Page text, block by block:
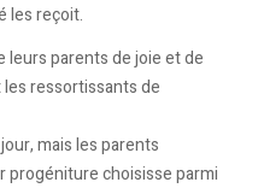
les reçoit.
parents de joie et de
ressortissants de
mais les parents
choisisse parmi